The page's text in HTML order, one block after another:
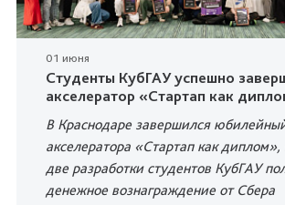
01 июня
Студенты КубГАУ успешно
акселератор «Стартап как
В Краснодаре завершился
акселератора «Стартап как диплом»,
две разработки студентов КубГАУ
денежное вознаграждение от Сбера